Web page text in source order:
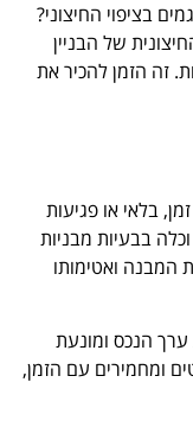
בציפוי החיצוני?
של הבניין
זה הזמן להכיר את
בלאי או פגיעות
בבעיות מבניות
המבנה ואטימותו
ערך הנכס ומונעת
ומחמירים עם הזמן,